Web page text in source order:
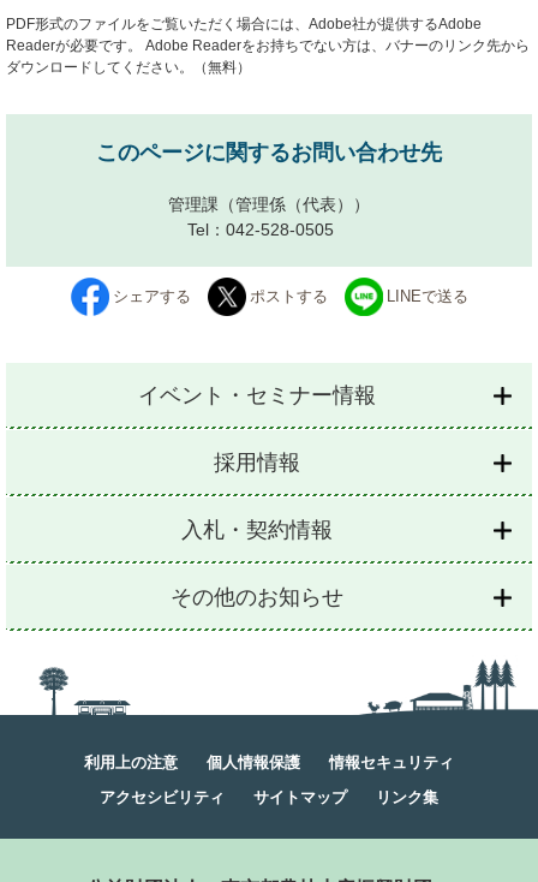
PDF形式のファイルをご覧いただく場合には、Adobe社が提供するAdobe
Readerが必要です。
Adobe Readerをお持ちでない方は、バナーのリンク先から
ダウンロードしてください。（無料）
このページに関するお問い合わせ先
管理課 （管理係（代表））
Tel：042-528-0505
シェアする ポストする LINEで送る
イベント・セミナー情報
採用情報
入札・契約情報
その他のお知らせ
利用上の注意 個人情報保護
情報セキュリティ
アクセシビリティ
サイトマップ リンク集